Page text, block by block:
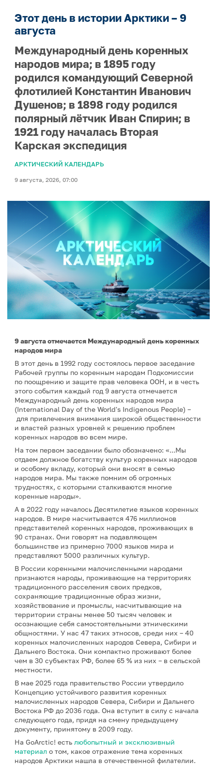
Этот день в истории Арктики – 9
августа
Международный день коренных
народов мира; в 1895 году
родился командующий Северной
флотилией Константин Иванович
Душенов; в 1898 году родился
полярный лётчик Иван Спирин; в
1921 году началась Вторая
Карская экспедиция
АРКТИЧЕСКИЙ КАЛЕНДАРЬ
9 августа, 2026, 07:00
9 августа отмечается Международный день коренных
народов мира
В этот день в 1992 году состоялось первое заседание
Рабочей группы по коренным народам Подкомиссии
по поощрению и защите прав человека ООН, и в честь
этого события каждый год 9 августа отмечается
Международный день коренных народов мира
(International Day of the World's Indigenous People) –
для привлечения внимания широкой общественности
и властей разных уровней к решению проблем
коренных народов во всем мире.
На том первом заседании было обозначено: «...Мы
отдаем должное богатству культур коренных народов
и особому вкладу, который они вносят в семью
народов мира. Мы также помним об огромных
трудностях, с которыми сталкиваются многие
коренные народы».
А в 2022 году началось Десятилетие языков коренных
народов. В мире насчитывается 476 миллионов
представителей коренных народов, проживающих в
90 странах. Они говорят на подавляющем
большинстве из примерно 7000 языков мира и
представляют 5000 различных культур.
В России коренными малочисленными народами
признаются народы, проживающие на территориях
традиционного расселения своих предков,
сохраняющие традиционные образ жизни,
хозяйствование и промыслы, насчитывающие на
территории страны менее 50 тысяч человек и
осознающие себя самостоятельными этническими
общностями. У нас 47 таких этносов, среди них – 40
коренных малочисленных народов Севера, Сибири и
Дальнего Востока. Они компактно проживают более
чем в 30 субъектах РФ, более 65 % из них – в сельской
местности.
В мае 2025 года правительство России утвердило
Концепцию устойчивого развития коренных
малочисленных народов Севера, Сибири и Дальнего
Востока РФ до 2036 года. Она вступит в силу с начала
следующего года, придя на смену предыдущему
документу, принятому в 2009 году.
На GoArctic! есть любопытный и эксклюзивный
материал о том, какое отражение тема коренных
народов Арктики нашла в отечественной филателии.